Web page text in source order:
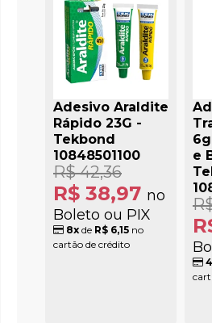
Adesivo Araldite
Rápido 23G -
Tekbond
10848501100
R$ 38,97 no
Boleto ou PIX
R$ 42,36
8x de R$ 6,15 no
cartão de crédito
e